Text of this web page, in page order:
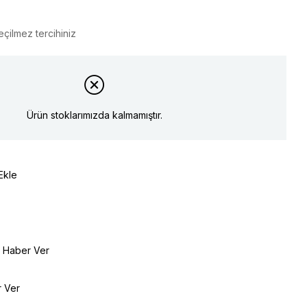
tercihiniz
Ürün stoklarımızda kalmamıştır.
Haber Ver
Ver